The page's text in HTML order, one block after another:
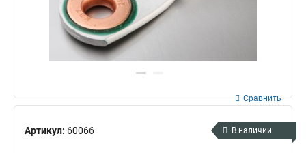
Артикул: 60066
Сравнить
В наличии